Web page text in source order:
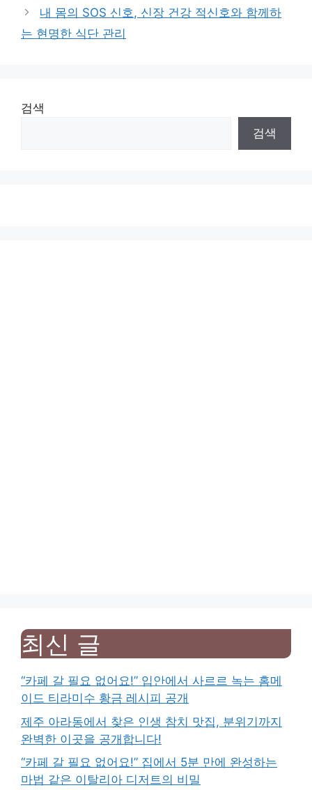
내 몸의 SOS 신호, 신장 건강 적신호와 함께하
는 현명한 식단 관리
검색
검색
최신 글
“카페 갈 필요 없어요!” 입안에서 사르르 녹는 홈메
이드 티라미수 황금 레시피 공개
제주 아라동에서 찾은 인생 참치 맛집, 분위기까지
완벽한 이곳을 공개합니다!
“카페 갈 필요 없어요!” 집에서 5분 만에 완성하는
마법 같은 이탈리아 디저트의 비밀